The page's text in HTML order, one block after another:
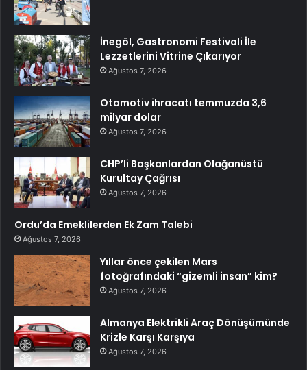
İnegöl, Gastronomi Festivali İle
Lezzetlerini Vitrine Çıkarıyor
Ağustos 7, 2026
Otomotiv ihracatı temmuzda 3,6
milyar dolar
Ağustos 7, 2026
CHP’li Başkanlardan Olağanüstü
Kurultay Çağrısı
Ağustos 7, 2026
Ordu’da Emeklilerden Ek Zam Talebi
Ağustos 7, 2026
Yıllar önce çekilen Mars
fotoğrafındaki “gizemli insan” kim?
Ağustos 7, 2026
Almanya Elektrikli Araç Dönüşümünde
Krizle Karşı Karşıya
Ağustos 7, 2026